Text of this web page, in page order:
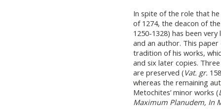
In spite of the role that
of 1274, the deacon of
1250-1328) has been
and an author. This
tradition of his works,
and six later copies.
are preserved (Vat. gr.
whereas the remaining
Metochites’ minor works (
Maximum Planudem, In